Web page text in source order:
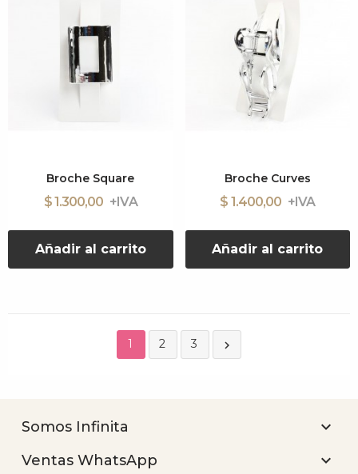
Broche Square
$ 1.300,00
Añadir al carrito
Broche Curves
$ 1.400,00
Añadir al carrito
1 2 3 
Somos Infinita 
Ventas WhatsApp 